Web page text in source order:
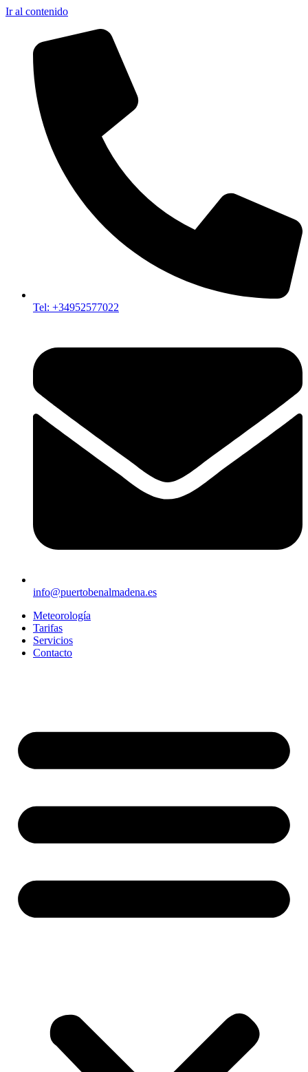
Ir al contenido
Tel: +34952577022
info@puertobenalmadena.es
Meteorología
Tarifas
Servicios
Contacto